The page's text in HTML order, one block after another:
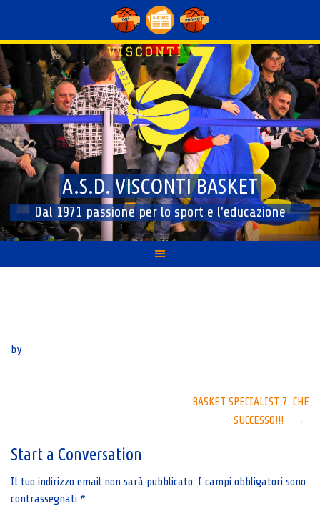
content
A.S.D. VISCONTI BASKET
Dal 1971 passione per lo sport e l'educazione
by
BASKET SPECIALIST 7: CHE
SUCCESSO!!!
→
Start a Conversation
Il tuo indirizzo email non sarà pubblicato. I campi obbligatori sono
contrassegnati *